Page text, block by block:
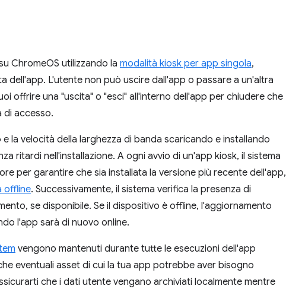
ChromeOS utilizzando la modalità kiosk per app singola,
dell'app. L'utente non può uscire dall'app o passare a un'altra
offrire una "uscita" o "esci" all'interno dell'app per chiudere che
di accesso.
la velocità della larghezza di banda scaricando e installando
ritardi nell'installazione. A ogni avvio di un'app kiosk, il sistema
per garantire che sia installata la versione più recente dell'app,
offline. Successivamente, il sistema verifica la presenza di
se disponibile. Se il dispositivo è offline, l'aggiornamento
l'app sarà di nuovo online.
vengono mantenuti durante tutte le esecuzioni dell'app
eventuali asset di cui la tua app potrebbe aver bisogno
che i dati utente vengano archiviati localmente mentre